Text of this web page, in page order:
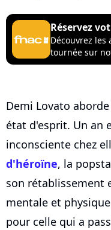
Réservez
Découvrez
tournée sur
Demi Lovato
état d'esprit. Un an
inconsciente chez
d'héroïne, la
son rétablissement
mentale et
pour celle qui a